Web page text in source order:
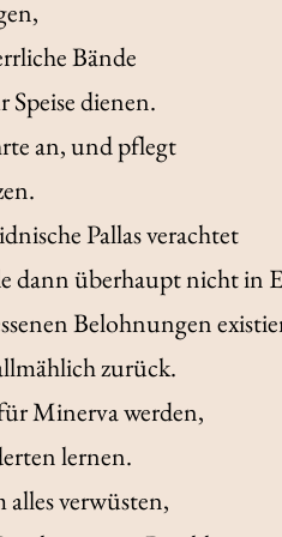
Bände
dienen.
an, und pflegt
Pallas verachtet
dann überhaupt nicht in
Belohnungen
zurück.
Minerva werden,
lernen.
verwüsten,